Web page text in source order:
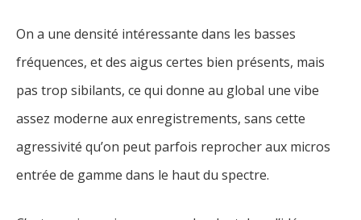
On a une densité intéressante dans les basses
fréquences, et des aigus certes bien présents, mais
pas trop sibilants, ce qui donne au global une vibe
assez moderne aux enregistrements, sans cette
agressivité qu’on peut parfois reprocher aux micros
entrée de gamme dans le haut du spectre.